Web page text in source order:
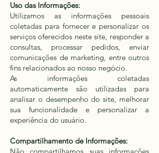
Uso das Informações:
Utilizamos as informações pessoais
coletadas para fornecer e personalizar os
serviços oferecidos neste site, responder a
consultas, processar pedidos, enviar
comunicações de marketing, entre outros
fins relacionados ao nosso negócio.
As informações coletadas
automaticamente são utilizadas para
analisar o desempenho do site, melhorar
sua funcionalidade e personalizar a
experiência do usuário.
Compartilhamento de Informações: